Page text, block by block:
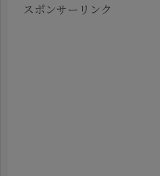
スポンサーリンク